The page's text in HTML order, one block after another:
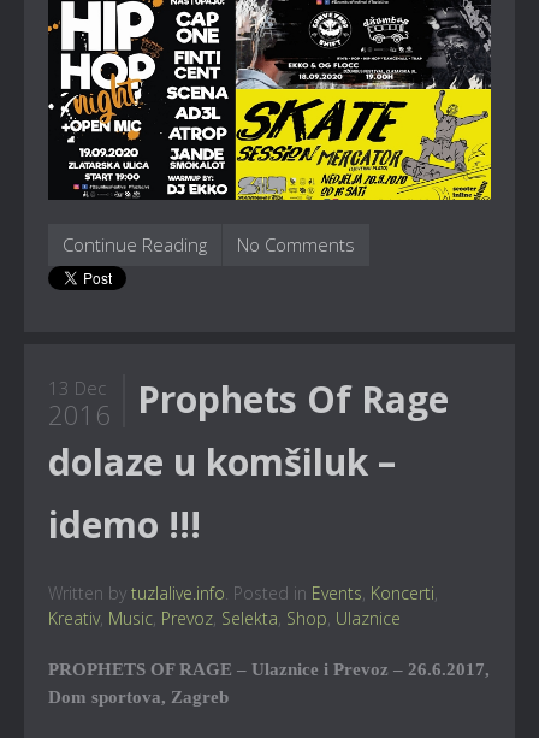
Continue Reading No Comments
13 Dec
2016
Prophets Of Rage
dolaze u komšiluk –
idemo !!!
Written by tuzlalive.info. Posted in Events, Koncerti,
Kreativ, Music, Prevoz, Selekta, Shop, Ulaznice
PROPHETS OF RAGE – Ulaznice i Prevoz – 26.6.2017,
Dom sportova, Zagreb